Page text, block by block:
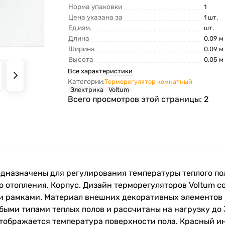
Норма упаковки 1
Цена указана за 1 шт.
Ед.изм. шт.
Длина 0.09 м
Ширина 0.09 м
Высота
0.05 м
Все характеристики
Категории:Терморегулятор комнатный
Электрика
Voltum
Всего просмотров этой страницы:2
для регулирования температуры теплого
Корпус. Дизайн терморегуляторов Voltum
рамками. Материал внешних декоративных
типами теплых полов и рассчитаны на нагрузку
температура поверхности пола. Красный